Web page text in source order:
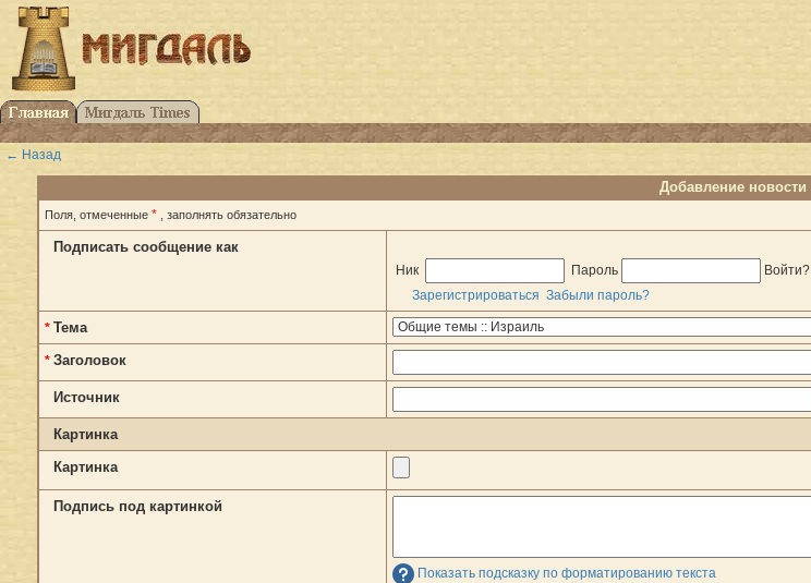
← Назад
Добавление новости
Поля, отмеченные * , заполнять обязательно
Подписать сообщение как
Ник Пароль
Войти?
Зарегистрироваться Забыли пароль?
* Тема
* Заголовок
Источник
Картинка
Картинка
Подпись под картинкой
Показать подсказку по форматированию текста